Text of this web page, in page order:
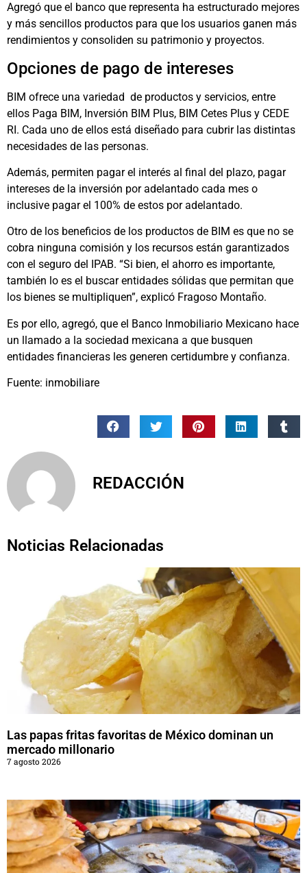
Agregó que el banco que representa ha estructurado mejores
y más sencillos productos para que los usuarios ganen más
rendimientos y consoliden su patrimonio y proyectos.
Opciones de pago de intereses
BIM ofrece una variedad de productos y servicios, entre
ellos Paga BIM, Inversión BIM Plus, BIM Cetes Plus y CEDE
RI. Cada uno de ellos está diseñado para cubrir las distintas
necesidades de las personas.
Además, permiten pagar el interés al final del plazo, pagar
intereses de la inversión por adelantado cada mes o
inclusive pagar el 100% de estos por adelantado.
Otro de los beneficios de los productos de BIM es que no se
cobra ninguna comisión y los recursos están garantizados
con el seguro del IPAB. “Si bien, el ahorro es importante,
también lo es el buscar entidades sólidas que permitan que
los bienes se multipliquen”, explicó Fragoso Montaño.
Es por ello, agregó, que el Banco Inmobiliario Mexicano hace
un llamado a la sociedad mexicana a que busquen
entidades financieras les generen certidumbre y confianza.
Fuente: inmobiliare
REDACCIÓN
Noticias Relacionadas
Las papas fritas favoritas de México dominan un
mercado millonario
7 agosto 2026